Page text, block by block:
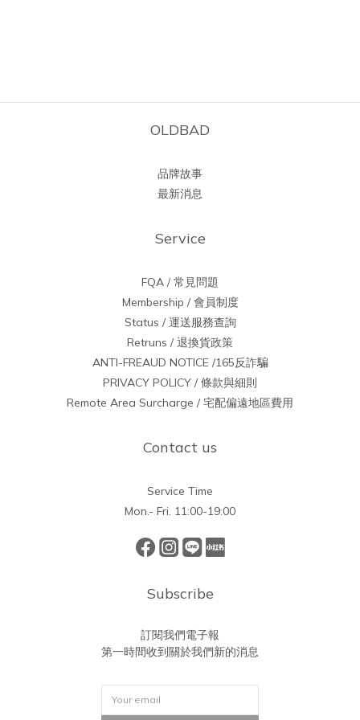
OLDBAD
品牌故事
最新消息
Service
FQA / 常見問題
Membership / 會員制度
Status / 運送服務查詢
Retruns / 退換貨政策
ANTI-FREAUD NOTICE /165反詐騙
PRIVACY POLICY / 條款與細則
Remote Area Surcharge / 宅配偏遠地區費用
Contact us
Service Time
Mon.- Fri. 11:00-19:00
Subscribe
訂閱我們電子報
第一時間收到關於我們新的消息